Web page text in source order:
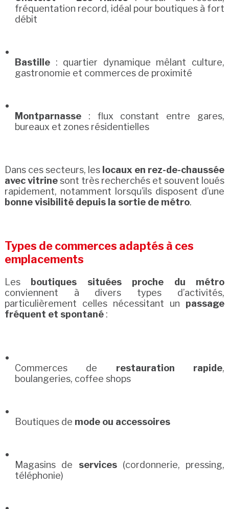
fréquentation record, idéal pour boutiques à fort
débit
Bastille: quartier dynamique mêlant culture,
gastronomie et commerces de proximité
Montparnasse: flux constant entre gares,
bureaux et zones résidentielles
Dans ces secteurs, les locaux en rez-de-chaussée
avec vitrinesont très recherchés et souvent loués
rapidement, notamment lorsqu’ils disposent d’une
bonne visibilité depuis la sortie de métro.
Types de commerces adaptés à ces
emplacements
Les
boutiques situées proche du métro
conviennent à divers types d’activités,
particulièrement celles nécessitant un passage
fréquent et spontané:
Commerces de restauration rapide,
boulangeries, coffee shops
Boutiques de mode ou accessoires
Magasins de services(cordonnerie, pressing,
téléphonie)